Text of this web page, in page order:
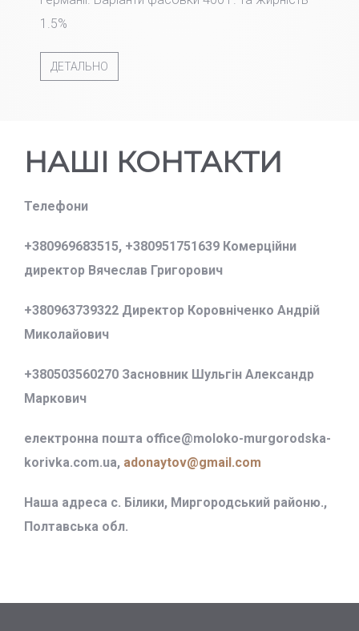
1.5%
ДЕТАЛЬНО
НАШІ КОНТАКТИ
Телефони
+380969683515, +380951751639 Комерційни
директор Вячеслав Григорович
+380963739322 Директор Коровніченко Андрій
Миколайович
+380503560270 Засновник Шульгін Александр
Маркович
електронна пошта office@moloko-murgorodska-
korivka.com.ua, adonaytov@gmail.com
Наша адреса с. Білики, Миргородський районю.,
Полтавська обл.